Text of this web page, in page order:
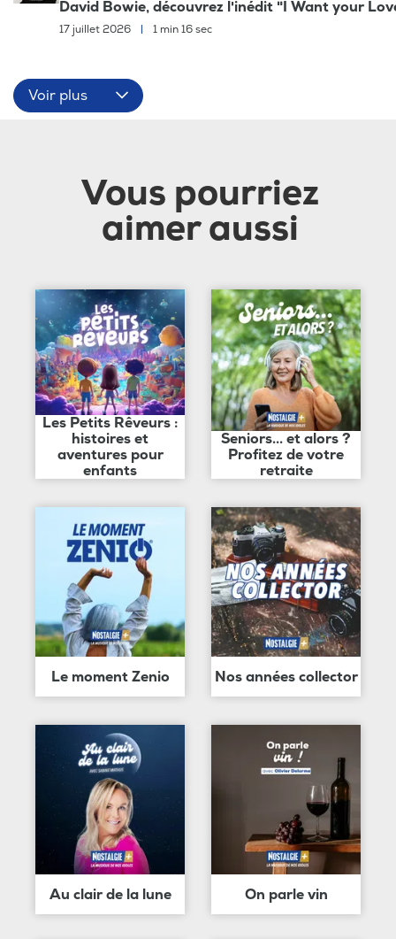
David Bowie, découvrez l'inédit "I Want your
17 juillet 2026 1 min 16 sec
Voir plus
Vous pourriez
aimer aussi
Les Petits Rêveurs :
histoires et
aventures pour
enfants
Seniors... et alors ?
Profitez de votre
retraite
Le moment Zenio Nos années collector
Au clair de la lune On parle vin